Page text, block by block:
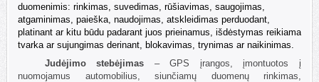
duomenimis: rinkimas, suvedimas, rūšiavimas, saugojimas,
atgaminimas, paieška, naudojimas, atskleidimas perduodant,
platinant ar kitu būdu padarant juos prieinamus, išdėstymas reikiama
tvarka ar sujungimas derinant, blokavimas, trynimas ar naikinimas.
Judėjimo stebėjimas – GPS įrangos, įmontuotos į
nuomojamus automobilius, siunčiamų duomenų rinkimas,